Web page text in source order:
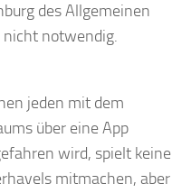
des Allgemeinen
nicht notwendig.
jeden mit dem
über eine App
wird, spielt keine
mitmachen, aber